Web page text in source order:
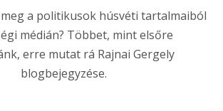
a politikusok húsvéti tartalmaiból
médián? Többet, mint elsőre
erre mutat rá Rajnai Gergely
blogbejegyzése.